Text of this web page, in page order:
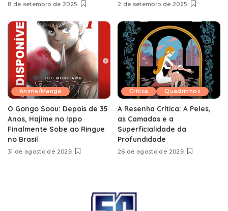
8 de setembro de 2025 2 de setembro de 2025
Anime/Mangá
O Gongo Soou: Depois de 35
Anos, Hajime no Ippo
Finalmente Sobe ao Ringue
no Brasil
31 de agosto de 2025
Crítica Quadrinhos
A Resenha Crítica: A Peles,
as Camadas e a
Superficialidade da
Profundidade
26 de agosto de 2025